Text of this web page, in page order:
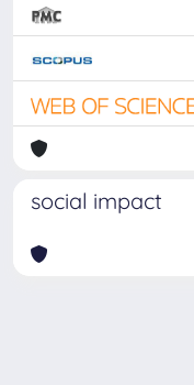
social impact